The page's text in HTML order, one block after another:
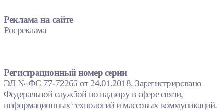
Реклама на сайте
Росреклама
Регистрационный номер серии
ЭЛ № ФС 77-72266 от 24.01.2018. Зарегистрировано
Федеральной службой по надзору в сфере связи,
информационных технологий и массовых коммуникаций.